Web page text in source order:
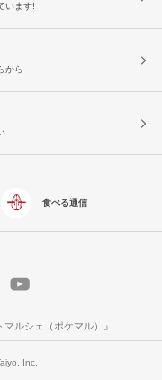
います!
から
食べる通信
ルシェ（ポケマル）』
Inc.